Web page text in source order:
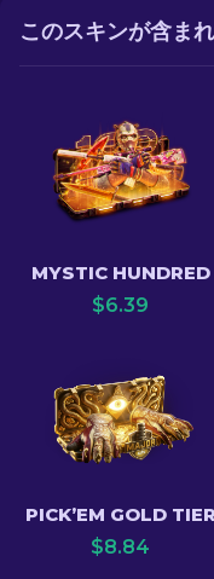
このスキンが含ま
MYSTIC HUNDRED
$6.39
PICK’EM GOLD TIER
$8.84